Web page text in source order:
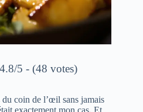
4.8/5 - (48 votes)
coin de l’œil sans jamais